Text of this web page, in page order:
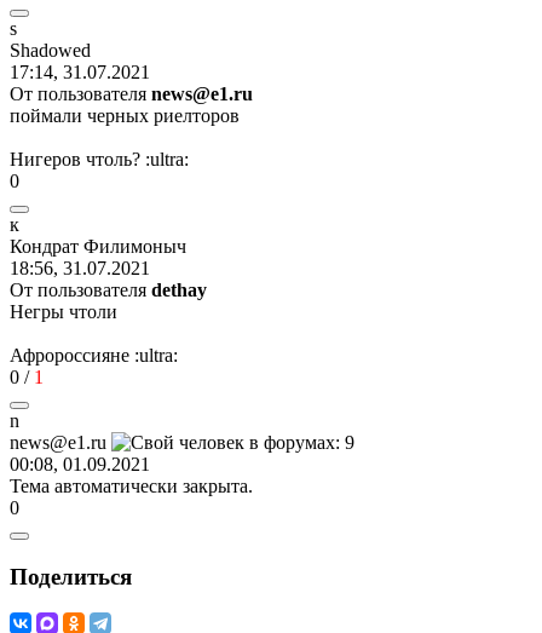
s
Shadowed
17:14, 31.07.2021
От пользователя news@e1.ru
поймали черных риелторов
Нигеров чтоль? :ultra:
0
к
Кондрат Филимоныч
18:56, 31.07.2021
От пользователя dethay
Негры чтоли
Афророссияне :ultra:
0 / 1
n
news@e1.ru
00:08, 01.09.2021
Тема автоматически закрыта.
0
Поделиться